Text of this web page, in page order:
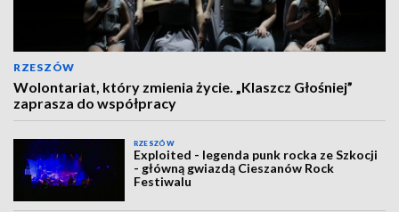
RZESZÓW
Wolontariat, który zmienia życie. „Klaszcz Głośniej”
zaprasza do współpracy
RZESZÓW
Exploited - legenda punk rocka ze Szkocji
- główną gwiazdą Cieszanów Rock
Festiwalu